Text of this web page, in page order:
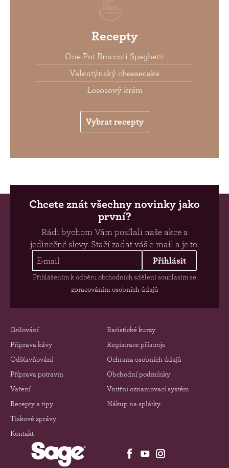
Recepty
One Pot Broccoli Spaghetti
Valentýnský cheesecake
Lososový krém
Vybrat recepty
Chcete znát všechny novinky jako
první?
Rádi bychom Vám posílali naše akce a
jedinečné slevy. Stačí zadat váš e-mail a je to.
Přihlásit
Přihlášením k odběru obchodních sdělení souhlasím se
zpracováním osobních údajů
Grilování
Příprava kávy
Odšťavňování
Příprava potravin
Vaření
Recepty a tipy
Tiskové zprávy
Kontakt
Baristické kurzy
Registrace přístroje
Ochrana osobních údajů
Obchodní podmínky
Vnitřní oznamovací systém
Nákup na splátky